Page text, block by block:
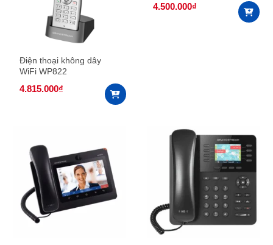
Điện thoại không dây
WiFi WP822
4.815.000₫
4.500.000₫